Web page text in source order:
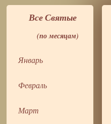
Все Святые
(по месяцам)
Январь
Февраль
Март